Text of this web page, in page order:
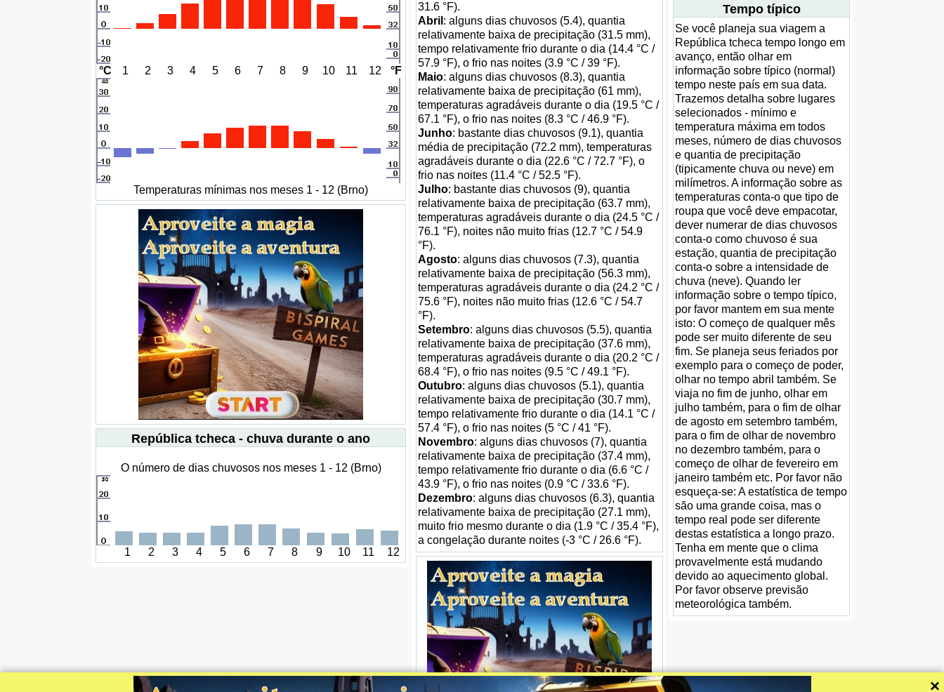
°C 1 2 3 4 5 6 7 8 9 10 11 12 °F
Temperaturas mínimas nos meses 1 - 12 (Brno)
República tcheca - chuva durante o ano
O número de dias chuvosos nos meses 1 - 12 (Brno)
1 2 3 4 5 6 7 8 9 10 11 12
31.6 °F).
Abril : alguns dias chuvosos (5.4), quantia
relativamente baixa de precipitação (31.5 mm),
tempo relativamente frio durante o dia (14.4 °C /
57.9 °F), o frio nas noites (3.9 °C / 39 °F).
Maio: alguns dias chuvosos (8.3), quantia
relativamente baixa de precipitação (61 mm),
temperaturas agradáveis durante o dia (19.5 °C /
67.1 °F), o frio nas noites (8.3 °C / 46.9 °F).
Junho: bastante dias chuvosos (9.1), quantia
média de precipitação (72.2 mm), temperaturas
agradáveis durante o dia (22.6 °C / 72.7 °F), o
frio nas noites (11.4 °C / 52.5 °F).
Julho: bastante dias chuvosos (9), quantia
relativamente baixa de precipitação (63.7 mm),
temperaturas agradáveis durante o dia (24.5 °C /
76.1 °F), noites não muito frias (12.7 °C / 54.9
°F).
Agosto: alguns dias chuvosos (7.3), quantia
relativamente baixa de precipitação (56.3 mm),
temperaturas agradáveis durante o dia (24.2 °C /
75.6 °F), noites não muito frias (12.6 °C / 54.7
°F).
Setembro: alguns dias chuvosos (5.5), quantia
relativamente baixa de precipitação (37.6 mm),
temperaturas agradáveis durante o dia (20.2 °C /
68.4 °F), o frio nas noites (9.5 °C / 49.1 °F).
Outubro: alguns dias chuvosos (5.1), quantia
relativamente baixa de precipitação (30.7 mm),
tempo relativamente frio durante o dia (14.1 °C /
57.4 °F), o frio nas noites (5 °C / 41 °F).
Novembro: alguns dias chuvosos (7), quantia
relativamente baixa de precipitação (37.4 mm),
tempo relativamente frio durante o dia (6.6 °C /
43.9 °F), o frio nas noites (0.9 °C / 33.6 °F).
Dezembro: alguns dias chuvosos (6.3), quantia
relativamente baixa de precipitação (27.1 mm),
muito frio mesmo durante o dia (1.9 °C / 35.4 °F),
a congelação durante noites (-3 °C / 26.6 °F).
Tempo típico
Se você planeja sua viagem a
República tcheca tempo longo em
avanço, então olhar em
informação sobre típico (normal)
tempo neste país em sua data.
Trazemos detalha sobre lugares
selecionados - mínimo e
temperatura máxima em todos
meses, número de dias chuvosos
e quantia de precipitação
(tipicamente chuva ou neve) em
milímetros. A informação sobre as
temperaturas conta-o que tipo de
roupa que você deve empacotar,
dever numerar de dias chuvosos
conta-o como chuvoso é sua
estação, quantia de precipitação
conta-o sobre a intensidade de
chuva (neve). Quando ler
informação sobre o tempo típico,
por favor mantem em sua mente
isto: O começo de qualquer mês
pode ser muito diferente de seu
fim. Se planeja seus feriados por
exemplo para o começo de poder,
olhar no tempo abril também. Se
viaja no fim de junho, olhar em
julho também, para o fim de olhar
de agosto em setembro também,
para o fim de olhar de novembro
no dezembro também, para o
começo de olhar de fevereiro em
janeiro também etc. Por favor não
esqueça-se: A estatística de tempo
são uma grande coisa, mas o
tempo real pode ser diferente
destas estatística a longo prazo.
Tenha em mente que o clima
provavelmente está mudando
devido ao aquecimento global.
Por favor observe previsão
meteorológica também.
×